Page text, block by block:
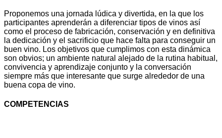
Proponemos una jornada lúdica y divertida, en la que los
participantes aprenderán a diferenciar tipos de vinos así
como el proceso de fabricación, conservación y en definitiva
la dedicación y el sacrificio que hace falta para conseguir un
buen vino. Los objetivos que cumplimos con esta dinámica
son obvios; un ambiente natural alejado de la rutina habitual,
convivencia y aprendizaje conjunto y la conversación
siempre más que interesante que surge alrededor de una
buena copa de vino.
COMPETENCIAS